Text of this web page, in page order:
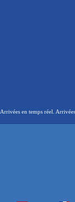
en temps réel.